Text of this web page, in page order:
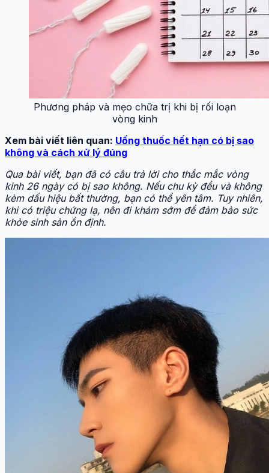
Phương pháp và mẹo chữa trị khi bị rối loạn
vòng kinh
Xem bài viết liên quan: Uống thuốc hết hạn có bị sao
không và cách xử lý đúng
Qua bài viết, bạn đã có câu trả lời cho thắc mắc vòng
kinh 26 ngày có bị sao không. Nếu chu kỳ đều và không
kèm dấu hiệu bất thường, bạn có thể yên tâm. Tuy nhiên,
khi có triệu chứng lạ, nên đi khám sớm để đảm bảo sức
khỏe sinh sản ổn định.